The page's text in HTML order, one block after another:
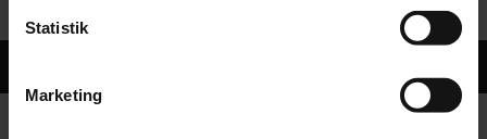
Statistik
Marketing